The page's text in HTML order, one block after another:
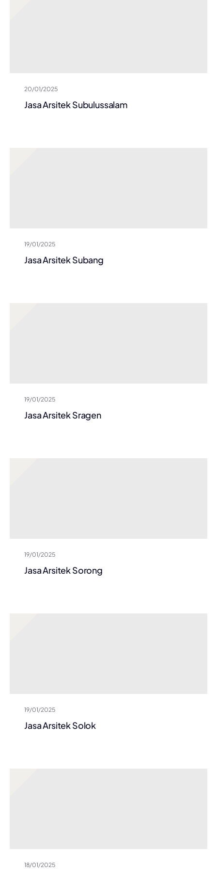
20/01/2025
Jasa Arsitek Subulussalam
19/01/2025
Jasa Arsitek Subang
19/01/2025
Jasa Arsitek Sragen
19/01/2025
Jasa Arsitek Sorong
19/01/2025
Jasa Arsitek Solok
18/01/2025